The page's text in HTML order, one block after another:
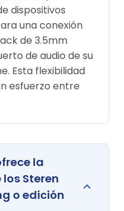
dispositivos
una conexión
de 3.5mm
de audio de su
Esta flexibilidad
esfuerzo entre
la
Steren
o edición